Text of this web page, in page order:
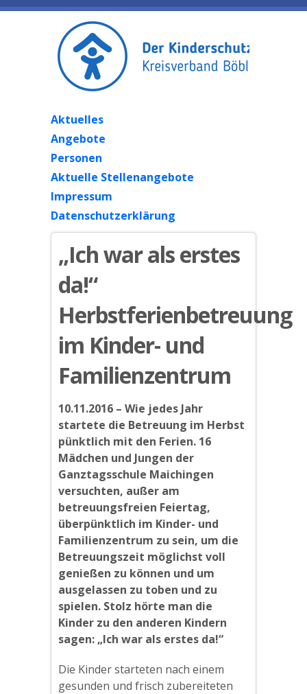
Aktuelles
Angebote
Personen
Aktuelle Stellenangebote
Impressum
Datenschutzerklärung
„Ich war als erstes
da!“
Herbstferienbetreuung
im Kinder- und
Familienzentrum
10.11.2016 – Wie jedes Jahr
startete die Betreuung im Herbst
pünktlich mit den Ferien. 16
Mädchen und Jungen der
Ganztagsschule Maichingen
versuchten, außer am
betreuungsfreien Feiertag,
überpünktlich im Kinder- und
Familienzentrum zu sein, um die
Betreuungszeit möglichst voll
genießen zu können und um
ausgelassen zu toben und zu
spielen. Stolz hörte man die
Kinder zu den anderen Kindern
sagen: „Ich war als erstes da!“
Die Kinder starteten nach einem
gesunden und frisch zubereiteten